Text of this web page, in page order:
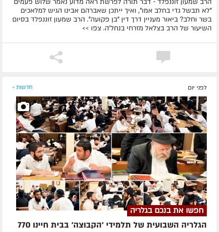
"לא תבשל גדי בחלב אמו", ואיך ייתכן שאברהם אבינו הגיש למלאכים
בשר וחלב? ביאור מעניין דרך דין "בן פקועה". הרב שמעון זוננפלד בסיום
השיעור של הרב בצלאל מזרחי בנחל'ה. צפו >>
לפני יום חדשות »
חפשו את בנכם בגלריה
הגלריה השבועית של תלמידי 'הקבוצה' בבית חיינו 770